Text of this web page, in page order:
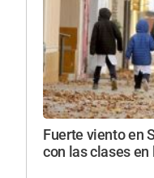
Fuerte viento en
con las clases